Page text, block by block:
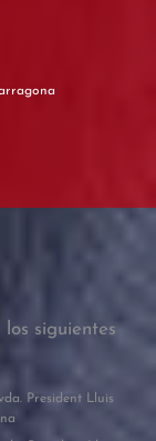
Accidentes de Tráfico en Tarragona
siguientes
President Lluis